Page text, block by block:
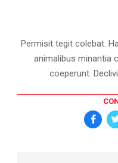
Permisit tegit colebat.
animalibus minantia
coeperunt.